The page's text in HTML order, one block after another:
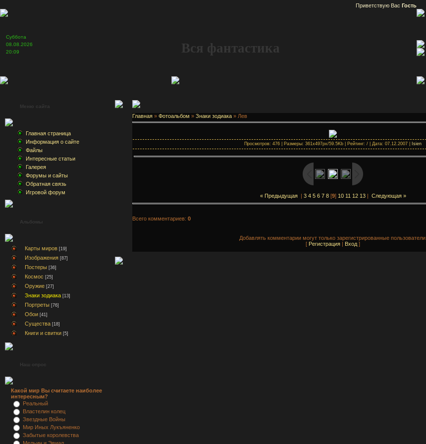
Приветствую Вас Гость
Суббота
08.08.2026
20:09
Вся фантастика
Меню сайта
Главная страница
Информация о сайте
Файлы
Интересные статьи
Галерея
Форумы и сайты
Обратная связь
Игровой форум
Альбомы
Карты миров [19]
Изображения [87]
Постеры [36]
Космос [25]
Оружие [27]
Знаки зодиака [13]
Портреты [76]
Обои [41]
Существа [18]
Книги и свитки [5]
Наш опрос
Какой мир Вы считаете наиболее
интересным?
Реальный
Властелин колец
Звездные Войны
Мир Иных Лукъяненко
Забытые королевства
Главная » Фотоальбом » Знаки зодиака » Лев
Просмотров: 476 | Размеры: 361x497px/59.5Kb | Рейтинг: / | Дата: 07.12.2007 | Isien
« Предыдущая| 3 4 5 6 7 8[9] 10 11 12 13| Следующая »
Всего комментариев: 0
Добавлять комментарии могут только зарегистрированные пользователи.
[ Регистрация Вход ]